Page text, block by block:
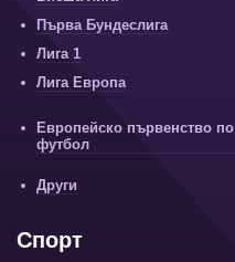
Първа Бундеслига
Лига 1
Лига Европа
Европейско първенство по
футбол
Други
Спорт